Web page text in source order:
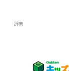
辞典